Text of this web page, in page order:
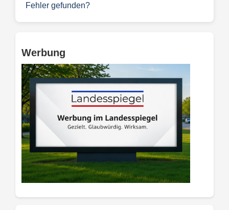
Fehler gefunden?
Werbung